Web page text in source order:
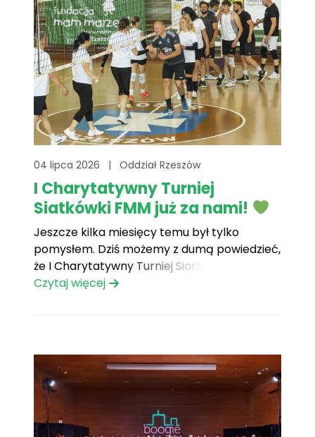
04 lipca 2026 | Oddział Rzeszów
I Charytatywny Turniej
Siatkówki FMM już za nami!
Jeszcze kilka miesięcy temu był tylko
pomysłem. Dziś możemy z dumą powiedzieć,
że I Charytatywny Turniej Siatkówki Fundacji
Mam Marzenie przeszedł do historii! Za nami
udało się stworzyć wydarzenie, które
pokazało, że[...]
Czytaj więcej